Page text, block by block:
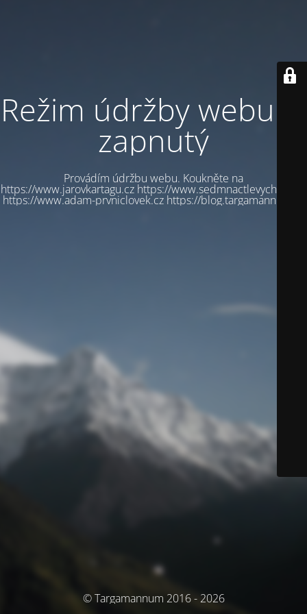
Režim údržby webu je
zapnutý
Provádím údržbu webu. Koukněte na
https://www.jarovkartagu.cz https://www.sedmnactlevychbot.cz
https://www.adam-prvniclovek.cz https://blog.targamannum.cz
© Targamannum 2016 - 2026